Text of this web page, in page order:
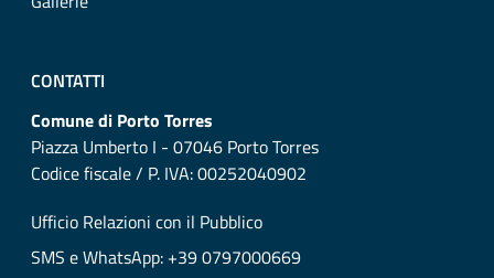
CONTATTI
Comune di Porto Torres
Piazza Umberto I - 07046 Porto Torres
Codice fiscale / P. IVA: 00252040902
Ufficio Relazioni con il Pubblico
SMS e WhatsApp: +39 0797000669